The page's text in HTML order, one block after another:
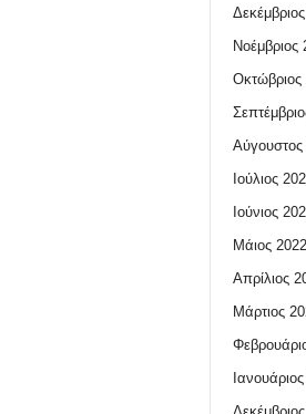
Νοέμβριος
Οκτώβριος
Αύγουστος
Ιούλιος
Ιούνιος
Μάιος 2022
Απρίλιος
Μάρτιος